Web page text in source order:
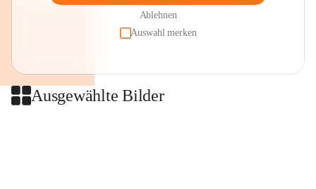
Ablehnen
Auswahl merken
Ausgewählte Bilder